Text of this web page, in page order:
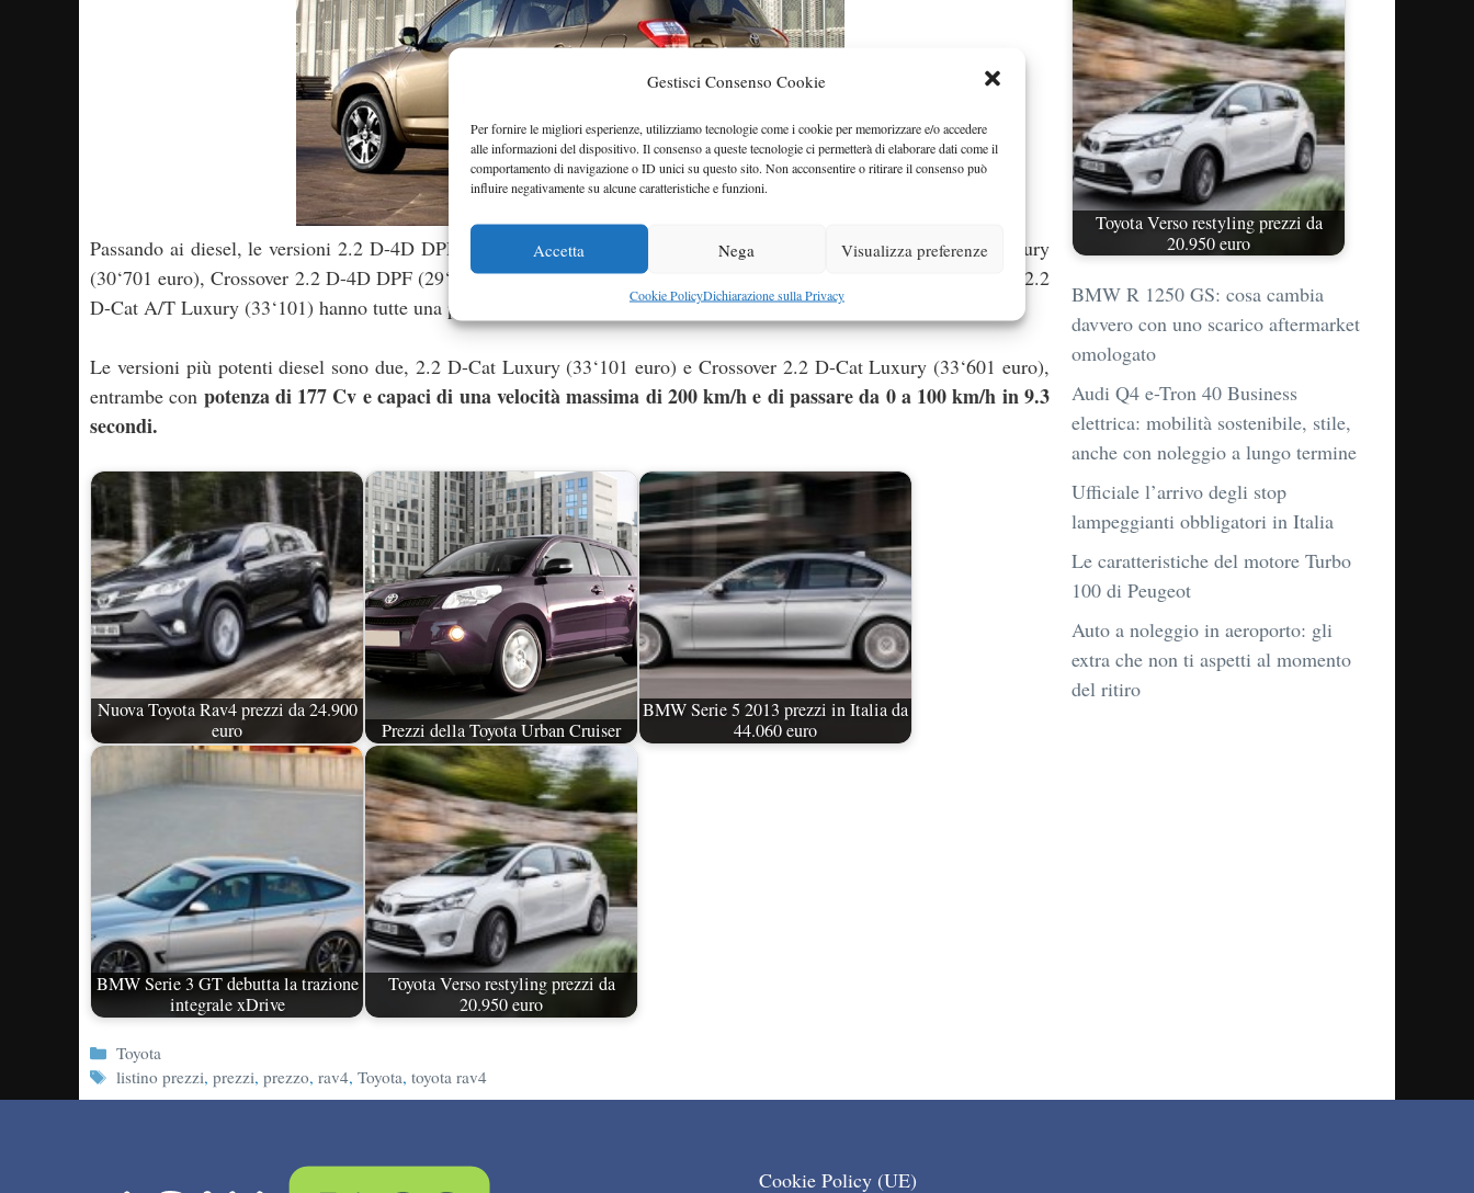
Gestisci Consenso Cookie
Per fornire le migliori esperienze, utilizziamo tecnologie come i cookie per memorizzare e/o accedere
alle informazioni del dispositivo. Il consenso a queste tecnologie ci permetterà di elaborare dati come il
comportamento di navigazione o ID unici su questo sito. Non acconsentire o ritirare il consenso può
influire negativamente su alcune caratteristiche e funzioni.
Accetta Nega Visualizza preferenze
Cookie PolicyDichiarazione sulla Privacy
Passando ai diesel, le versioni 2.2 D-4D DPF (27‘051 euro), 2.2 D-4D DPF Sol (29‘751 euro), 2.2 D-4D DPF Luxury
(30‘701 euro), Crossover 2.2 D-4D DPF (29‘751 euro), Crossover 2.2 D-4D DPF Luxury (30‘701 euro) e Crossover 2.2
D-Cat A/T Luxury (33‘101) hanno tutte una potenza di 150 CV, variano negli equipaggiamenti.
Le versioni più potenti diesel sono due, 2.2 D-Cat Luxury (33‘101 euro) e Crossover 2.2 D-Cat Luxury (33‘601 euro),
entrambe con potenza di 177 Cv e capaci di una velocità massima di 200 km/h e di passare da 0 a 100 km/h in 9.3
secondi.
Nuova Toyota Rav4 prezzi da 24.900
euro
Prezzi della Toyota Urban Cruiser
BMW Serie 5 2013 prezzi in Italia da
44.060 euro
BMW Serie 3 GT debutta la trazione
integrale xDrive
Toyota Verso restyling prezzi da
20.950 euro
Categorie
Toyota
Tag
listino prezzi,prezzi,prezzo,rav4,Toyota,toyota rav4
Toyota Verso restyling prezzi da
20.950 euro
BMW R 1250 GS: cosa cambia
davvero con uno scarico aftermarket
omologato
Audi Q4 e-Tron 40 Business
elettrica: mobilità sostenibile, stile,
anche con noleggio a lungo termine
Ufficiale l’arrivo degli stop
lampeggianti obbligatori in Italia
Le caratteristiche del motore Turbo
100 di Peugeot
Auto a noleggio in aeroporto: gli
extra che non ti aspetti al momento
del ritiro
Cookie Policy (UE)